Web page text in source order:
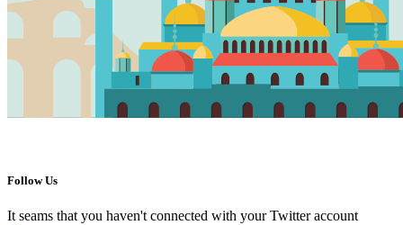
Follow Us
It seams that you haven't connected with your Twitter account